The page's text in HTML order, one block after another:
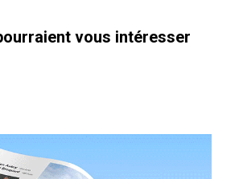
vous intéresser